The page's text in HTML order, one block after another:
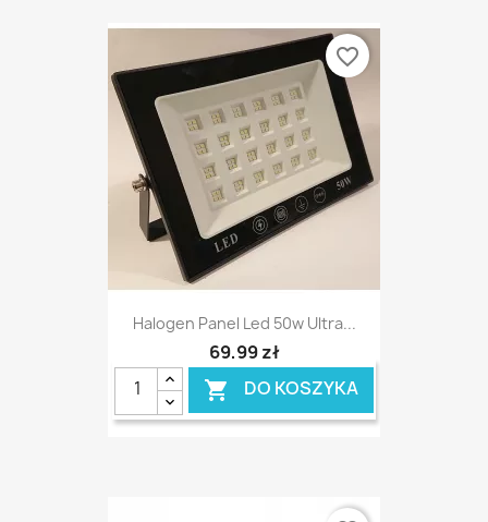
Halogen Panel Led 50w Ultra...
69,99 zł
 DO KOSZYKA
favorite_border